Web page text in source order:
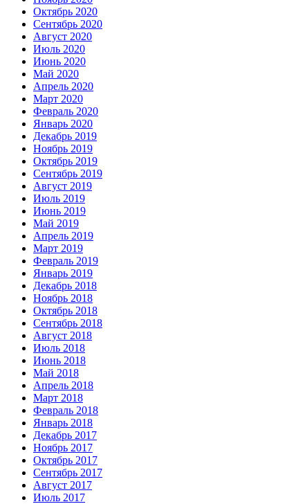
Октябрь 2020
Сентябрь 2020
Август 2020
Июль 2020
Июнь 2020
Май 2020
Апрель 2020
Март 2020
Февраль 2020
Январь 2020
Декабрь 2019
Ноябрь 2019
Октябрь 2019
Сентябрь 2019
Август 2019
Июль 2019
Июнь 2019
Май 2019
Апрель 2019
Март 2019
Февраль 2019
Январь 2019
Декабрь 2018
Ноябрь 2018
Октябрь 2018
Сентябрь 2018
Август 2018
Июль 2018
Июнь 2018
Май 2018
Апрель 2018
Март 2018
Февраль 2018
Январь 2018
Декабрь 2017
Ноябрь 2017
Октябрь 2017
Сентябрь 2017
Август 2017
Июль 2017